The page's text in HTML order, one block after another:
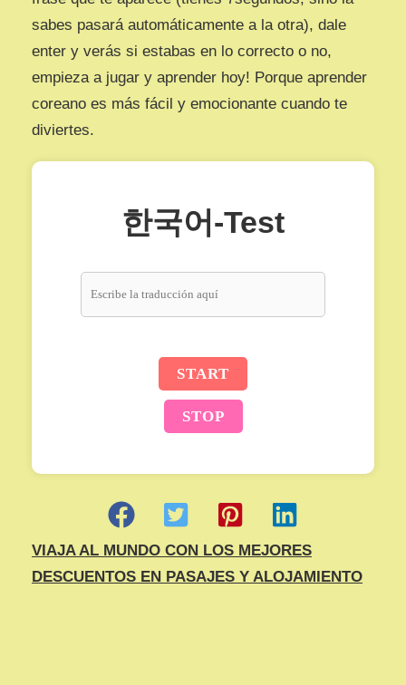
sabes pasará automáticamente a la otra), dale
enter y verás si estabas en lo correcto o no,
empieza a jugar y aprender hoy! Porque aprender
coreano es más fácil y emocionante cuando te
diviertes.
한국어-Test
START
STOP
VIAJA AL MUNDO CON LOS MEJORES
DESCUENTOS EN PASAJES Y ALOJAMIENTO